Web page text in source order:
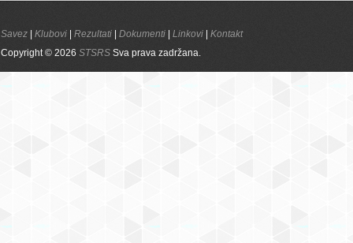
Savez Klubovi Rezultati Dokumenti Linkovi
Kontakt
Copyright © 2026 STSRS Sva prava zadržana.